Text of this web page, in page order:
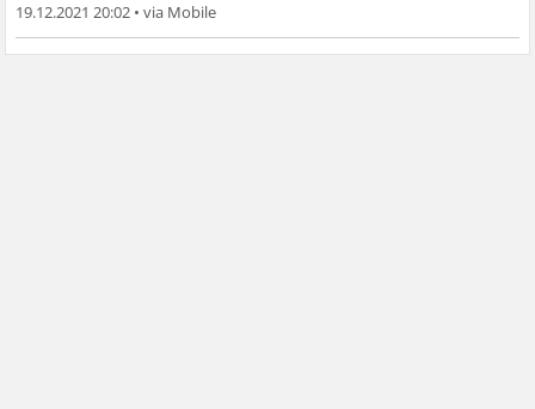
19.12.2021 20:02 •